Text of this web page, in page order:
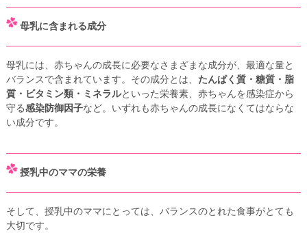
母乳に含まれる成分
母乳には、赤ちゃんの成長に必要なさまざまな成分が、最適な量と
バランスで含まれています。その成分とは、 たんぱく質・糖質・脂
質・ビタミン類・ミネラルといった栄養素、赤ちゃんを感染症から
守る感染防御因子など。いずれも赤ちゃんの成長になくてはならな
い成分です。
授乳中のママの栄養
そして、授乳中のママにとっては、バランスのとれた食事がとても
大切です。